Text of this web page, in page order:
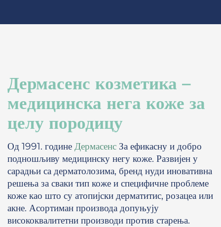
Дермасенс козметика –
медицинска нега коже за
целу породицу
Од 1991. године Дермасенс За ефикасну и добро
подношљиву медицинску негу коже. Развијен у
сарадњи са дерматолозима, бренд нуди иновативна
решења за сваки тип коже и специфичне проблеме
коже као што су атопијски дерматитис, розацеа или
акне. Асортиман производа допуњују
висококвалитетни производи против старења.